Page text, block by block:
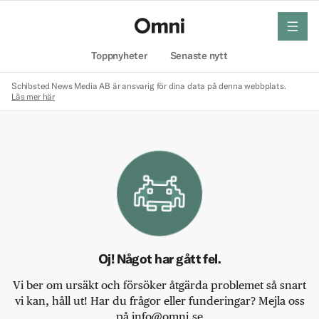
Toppnyheter Senaste nytt
meny
Schibsted News Media AB är ansvarig för dina data på denna webbplats.
Läs mer här
Oj! Något har gått fel.
Vi ber om ursäkt och försöker åtgärda problemet så snart
vi kan, håll ut! Har du frågor eller funderingar? Mejla oss